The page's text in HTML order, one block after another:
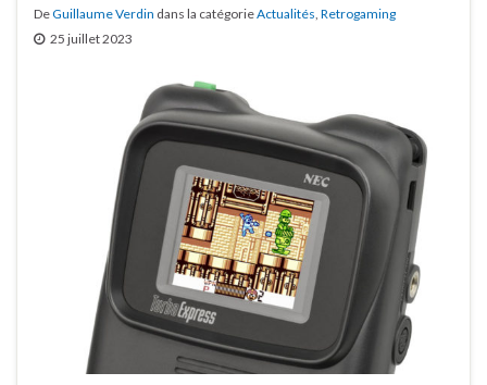
DeGuillaume Verdin dans la catégorieActualités Retrogaming
25 juillet 2023